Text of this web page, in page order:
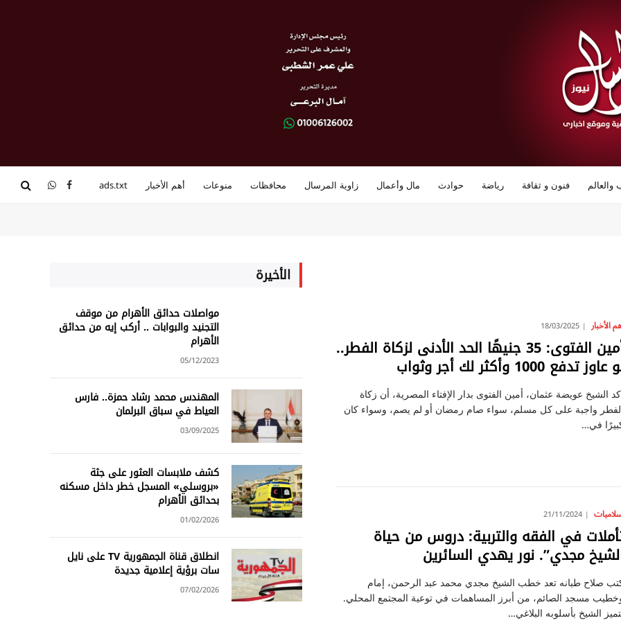
والعالم فنون و ثقافة رياضة حوادث مال وأعمال زاوية المرسال محافظات منوعات أهم الأخبار ads.txt فيسبوكواتساب
الأخبار 18/03/2025
أمين الفتوى: 35 جنيهًا الحد الأدنى لزكاة الفطر..
تدفع 1000 وأكثر لك أجر وثواب
الشيخ عويضة عثمان، أمين الفتوى بدار الإفتاء المصرية، أن زكاة
واجبة على كل مسلم، سواء صام رمضان أو لم يصم، وسواء كان
في…
21/11/2024
في الفقه والتربية: دروس من حياة
مجدي”. نور يهدي السائرين
صلاح طبانه تعد خطب الشيخ مجدي محمد عبد الرحمن، إمام
مسجد الصائم، من أبرز المساهمات في توعية المجتمع المحلي.
الشيخ بأسلوبه البلاغي…
الأخيرة
مواصلات حدائق الأهرام من موقف
التجنيد والبوابات .. أركب إيه من حدائق
الأهرام
05/12/2023
المهندس محمد رشاد حمزة.. فارس
العياط في سباق البرلمان
03/09/2025
كشف ملابسات العثور على جثة
«بروسلي» المسجل خطر داخل مسكنه
بحدائق الأهرام
01/02/2026
انطلاق قناة الجمهورية TV على نايل
سات برؤية إعلامية جديدة
07/02/2026